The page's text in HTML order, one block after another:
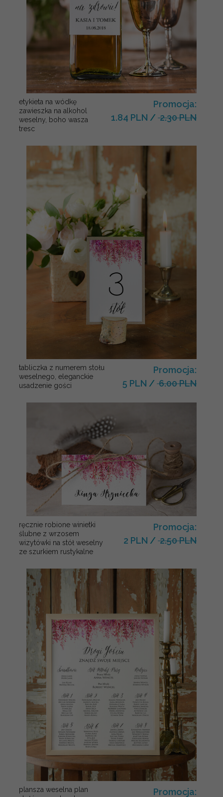
etykieta na wódkę
zawieszka na alkohol
weselny, boho wasza
tresc
Promocja:
1.84 PLN / 2.30 PLN
tabliczka z numerem stołu
weselnego, eleganckie
usadzenie gości
Promocja:
5 PLN / 6.00 PLN
ręcznie robione winietki
ślubne z wrzosem
wizytówki na stół weselny
ze szurkiem rustykalne
Promocja:
2 PLN / 2.50 PLN
plansza weselna plan
Promocja: